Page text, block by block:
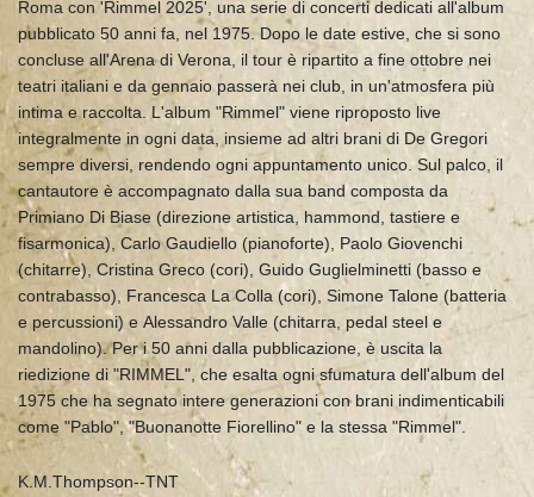
Roma con 'Rimmel 2025', una serie di concerti dedicati all'album
pubblicato 50 anni fa, nel 1975. Dopo le date estive, che si sono
concluse all'Arena di Verona, il tour è ripartito a fine ottobre nei
teatri italiani e da gennaio passerà nei club, in un'atmosfera più
intima e raccolta. L'album "Rimmel" viene riproposto live
integralmente in ogni data, insieme ad altri brani di De Gregori
sempre diversi, rendendo ogni appuntamento unico. Sul palco, il
cantautore è accompagnato dalla sua band composta da
Primiano Di Biase (direzione artistica, hammond, tastiere e
fisarmonica), Carlo Gaudiello (pianoforte), Paolo Giovenchi
(chitarre), Cristina Greco (cori), Guido Guglielminetti (basso e
contrabasso), Francesca La Colla (cori), Simone Talone (batteria
e percussioni) e Alessandro Valle (chitarra, pedal steel e
mandolino). Per i 50 anni dalla pubblicazione, è uscita la
riedizione di "RIMMEL", che esalta ogni sfumatura dell'album del
1975 che ha segnato intere generazioni con brani indimenticabili
come "Pablo", "Buonanotte Fiorellino" e la stessa "Rimmel".
K.M.Thompson--TNT